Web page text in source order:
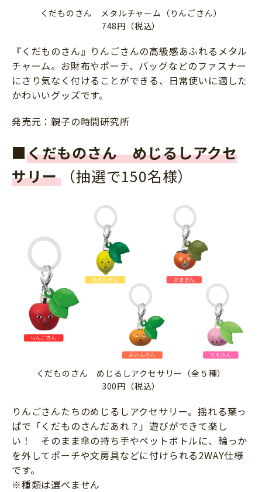
くだものさん メタルチャーム（りんごさん）
748円（税込）
『くだものさん』りんごさんの高級感あふれるメタル
チャーム。お財布やポーチ、バッグなどのファスナー
にさり気なく付けることができる、日常使いに適した
かわいいグッズです。
発売元：親子の時間研究所
■くだものさん めじるしアクセ
サリー （抽選で150名様）
くだものさん めじるしアクセサリー（全５種）
300円（税込）
りんごさんたちのめじるしアクセサリー。揺れる葉っ
ぱで「くだものさんだあれ？」遊びができて楽し
い！ そのまま傘の持ち手やペットボトルに、輪っか
を外してポーチや文房具などに付けられる2WAY仕様
です。
※種類は選べません